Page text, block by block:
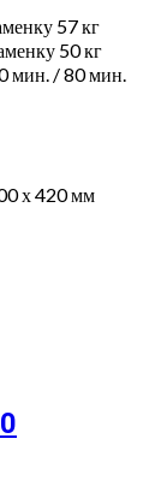
57 кг
50 кг
мин. / 80 мин.
х 420 мм